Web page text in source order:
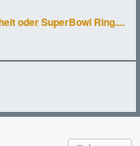
oder SuperBowl Ring....